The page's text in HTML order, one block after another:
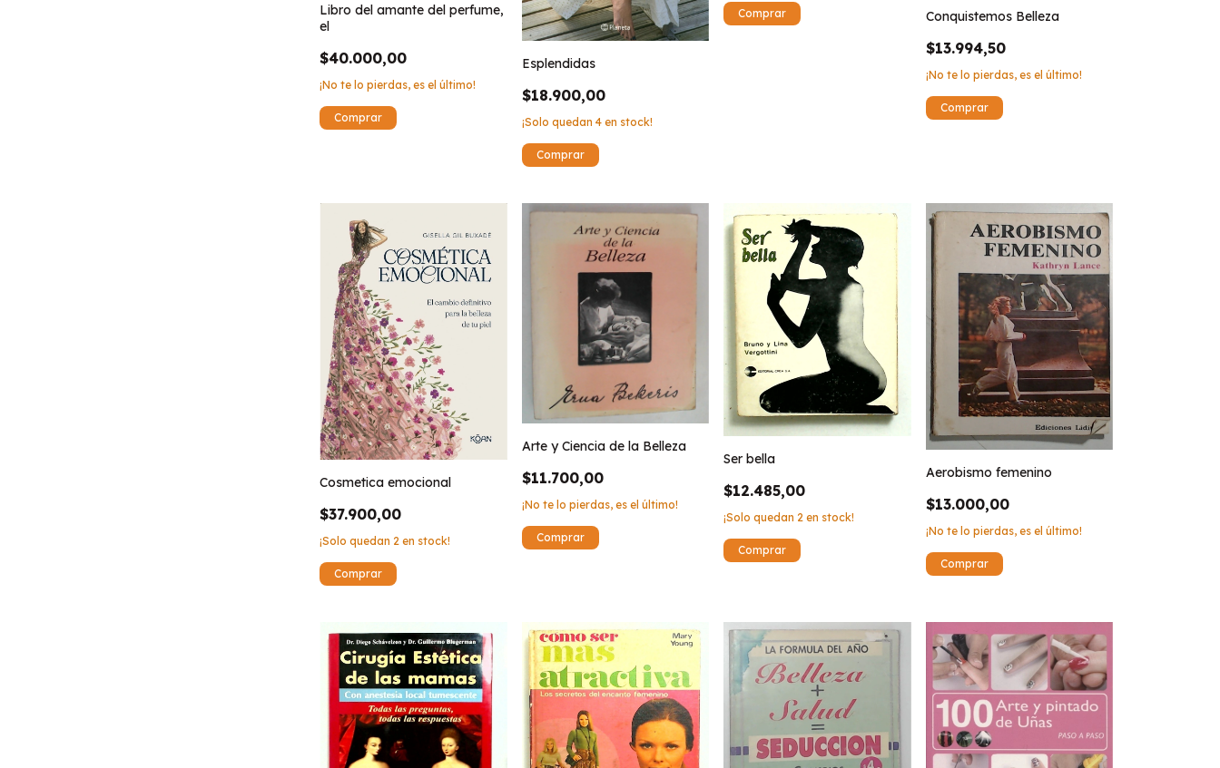
Libro del amante del perfume,
el
$40.000,00
¡No te lo pierdas, es el último!
Esplendidas
$18.900,00
¡Solo quedan 4en stock!
Conquistemos Belleza
$13.994,50
¡No te lo pierdas, es el último!
Cosmetica emocional
$37.900,00
¡Solo quedan 2 en stock!
Arte y Ciencia de la Belleza
$11.700,00
¡No te lo pierdas, es el último!
Ser bella
$12.485,00
¡Solo quedan 2 en stock!
Aerobismo femenino
$13.000,00
¡No te lo pierdas, es el último!